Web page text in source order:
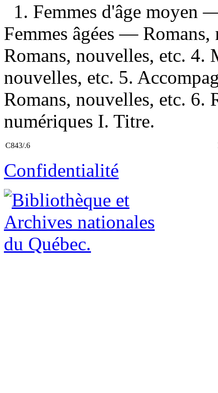
1. Femmes d'âge moyen
Femmes âgées —
Romans, nouvelles, etc.
nouvelles, etc. 5.
Romans, nouvelles, etc. 6.
numériques I. Titre.
C843/.6
Confidentialité